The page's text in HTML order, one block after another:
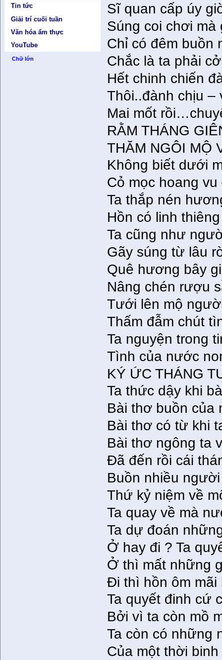
Tin tức
Giải trí cuối tuần
Văn hóa ẩm thực
YouTube
Chữ lớn
Sĩ quan cấp úy
Súng coi chơi mà
Chỉ có đêm buồn
Chắc là ta phải
Hết chinh chiến
Thôi..đành chịu –
Mai mốt
RẰM THÁNG
THĂM NGÔI MỘ
Không biết dưới
Cỏ mọc hoang
Ta thắp nén
Hồn có linh
Ta cũng như
Gãy súng từ lâu
Quê hương bây
Nâng chén rượu
Tưới lên mộ
Thấm đẫm chút
Ta nguyện trong
Tình của nước
KÝ ỨC THÁNG
Ta thức dậy khi
Bài thơ buồn của
Bài thơ có từ khi
Bài thơ ngông ta
Đã đến rồi cái
Buồn nhiều
Thứ kỷ niệm về
Ta quay về mà
Ta dự đoán
Ở hay đi ? Ta
Ở thì mất những
Đi thì hồn ôm mãi
Ta quyết đinh cứ
Bởi vì ta còn mồ
Ta còn có những
Của một thời